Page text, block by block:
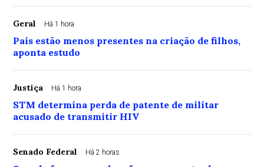
Geral Há 1 hora
Pais estão menos presentes na criação de filhos,
aponta estudo
Justiça Há 1 hora
STM determina perda de patente de militar
acusado de transmitir HIV
Senado Federal Há 2 horas